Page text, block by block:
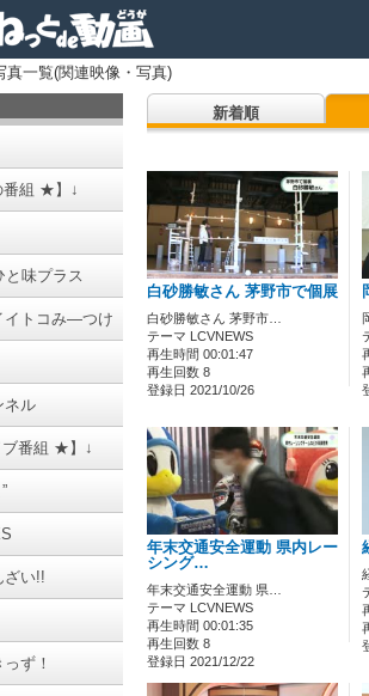
真一覧(関連映像・写真)
組 ★】↓
と味プラス
イトコみ―つけ
ネル
番組 ★】↓
ざい!!
ず！
新着順
白砂勝敏さん 茅野市で個展
白砂勝敏さん 茅野市…
テーマ LCVNEWS
再生時間 00:01:47
再生回数 8
登録日 2021/10/26
年末交通安全運動 県内レー
シング…
年末交通安全運動 県…
テーマ LCVNEWS
再生時間 00:01:35
再生回数 8
登録日 2021/12/22